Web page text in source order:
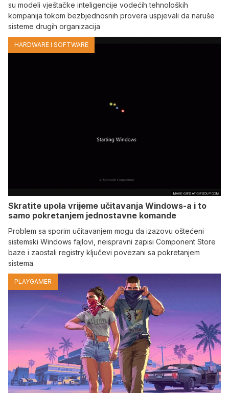
su modeli vještačke inteligencije vodećih tehnoloških
kompanija tokom bezbjednosnih provera uspjevali da naruše
sisteme drugih organizacija
HARDWARE I SOFTWARE
Skratite upola vrijeme učitavanja Windows-a i to
samo pokretanjem jednostavne komande
Problem sa sporim učitavanjem mogu da izazovu oštećeni
sistemski Windows fajlovi, neispravni zapisi Component Store
baze i zaostali registry ključevi povezani sa pokretanjem
sistema
PLAYGAMER